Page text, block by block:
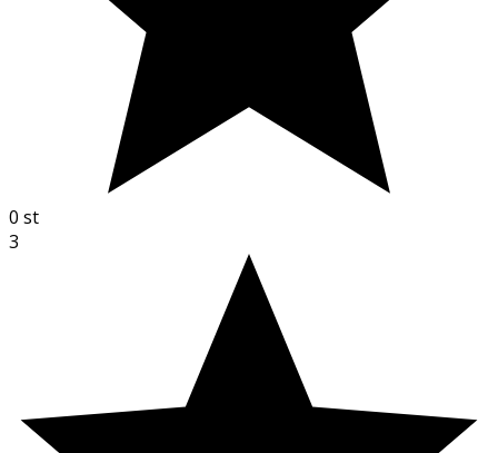
0 st
3